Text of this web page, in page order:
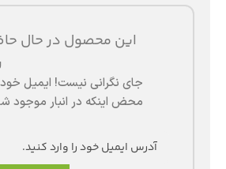
این محصول در حال
جای نگرانی نیست! ایمیل خود
محض اینکه در انبار موجود